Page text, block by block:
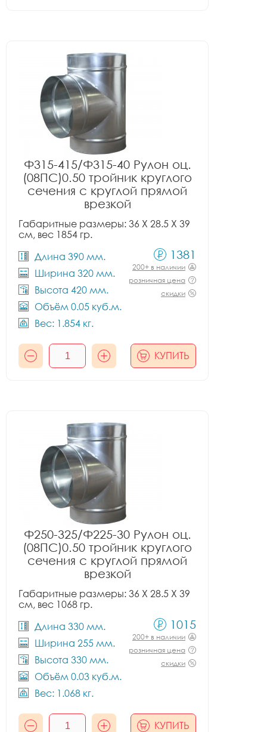
Ф315-415/Ф315-40 Рулон оц.
(08ПС)0.50 тройник круглого
сечения с круглой прямой
врезкой
Габаритные размеры: 36 X 28.5 X 39
см, вес 1854 гр.
Длина 390 мм.
Ширина 320 мм.
Высота 420 мм.
Объём 0.05 куб.м.
Вес: 1.854 кг.
1381
200+ в наличии
розничная цена
скидки
КУПИТЬ
Ф250-325/Ф225-30 Рулон оц.
(08ПС)0.50 тройник круглого
сечения с круглой прямой
врезкой
Габаритные размеры: 36 X 28.5 X 39
см, вес 1068 гр.
Длина 330 мм.
Ширина 255 мм.
Высота 330 мм.
Объём 0.03 куб.м.
Вес: 1.068 кг.
1015
200+ в наличии
розничная цена
скидки
КУПИТЬ